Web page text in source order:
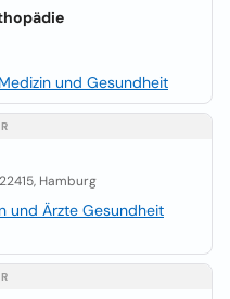
und Gesundheit
Hamburg
und Ärzte Gesundheit